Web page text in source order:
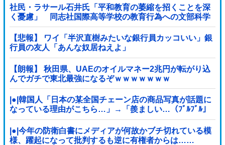
社民・ラサール石井氏「平和教育の萎縮を招くことを深
く憂慮」 同志社国際高等学校の教育行為への文部科学
省の対応に関する質問主意書 [少考さん★]
【悲報】 ワイ「半沢直樹みたいな銀行員カッコいい」銀
行員の友人「あんな奴居ねえよ」
【朗報】 秋田県、UAEのオイルマネー2兆円が転がり込
んでガチで東北最強になるぞｗｗｗｗｗｗｗ
|●|韓国人「日本の某全国チェーン店の商品写真が話題に
なっている理由がこちら…」→「羨ましい…（ﾌﾞﾙﾌﾞﾙ」
＝韓国の反応
|●|今年の防衛白書にメディアが何故かブチ切れている模
様、躍起になって批判するも逆に有権者からは……